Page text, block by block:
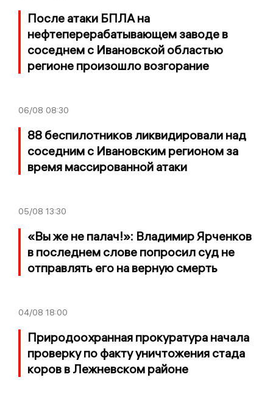
После атаки БПЛА на
нефтеперерабатывающем заводе в
соседнем с Ивановской областью
регионе произошло возгорание
06/08 08:30
88 беспилотников ликвидировали над
соседним с Ивановским регионом за
время массированной атаки
05/08 13:30
«Вы же не палач!»: Владимир Ярченков
в последнем слове попросил суд не
отправлять его на верную смерть
04/08 18:00
Природоохранная прокуратура начала
проверку по факту уничтожения стада
коров в Лежневском районе